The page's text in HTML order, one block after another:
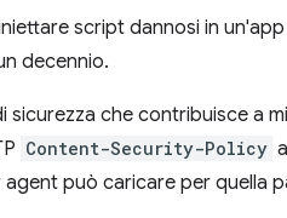
script dannosi in
decennio.
sicurezza che contribuisce a
Content-Security-Policy
può caricare per quella